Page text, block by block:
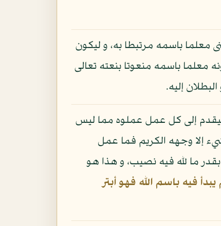
معلما باسمه مرتبطا به، و ليكون
معلما باسمه منعوتا بنعته تعالى
إليه.
إلى كل عمل عملوه مما ليس
إلا وجهه الكريم فما عمل
ما لله فيه نصيب، و هذا هو
فيه باسم الله فهو أبتر